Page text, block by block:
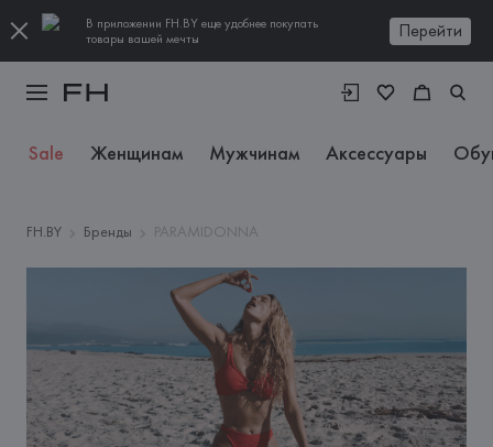
В приложении FH.BY еще удобнее покупать
товары вашей мечты
Перейти
Sale Женщинам Мужчинам Аксессуары
FH.BY Бренды PARAMIDONNA